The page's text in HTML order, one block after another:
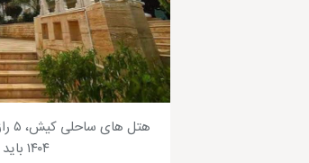
مساحت جزیره کیش از شرق تا غرب بیش از
عرض جزیره بیش از 7 کیلومتر می‌باشد.
مساحت کل جزیره کیش در مجموع 90
۱۴۰۴ باید بدانید!